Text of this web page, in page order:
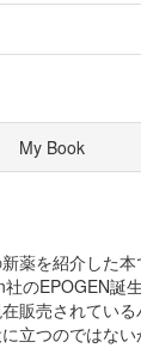
My Book
薬を紹介した
のEPOGEN誕
販売されてい
立つのではない